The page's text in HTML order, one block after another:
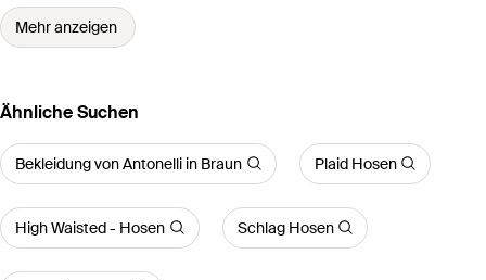
Mehr anzeigen
Ähnliche Suchen
Bekleidung von Antonelli in Braun Plaid Hosen
High Waisted - Hosen Schlag Hosen